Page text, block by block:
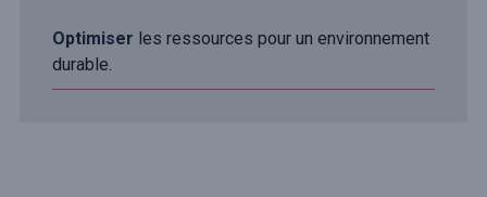
Optimiser les ressources pour un environnement
durable.